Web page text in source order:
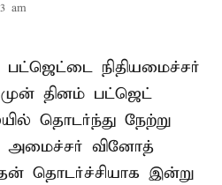
am
நிதியமைச்சர்
முன் தினம் பட்ஜெட்
தொடர்ந்து நேற்று
வினோத்
தொடர்ச்சியாக இன்று